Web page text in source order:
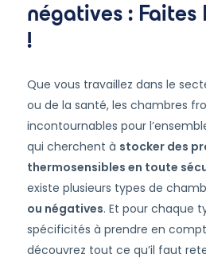
négatives :
!
Que vous travaillez dans le
ou de la santé, les chambres
incontournables pour
qui cherchent à stocker des
thermosensibles en toute
existe plusieurs types de
ou négatives. Et pour chaque
spécificités à prendre en
découvrez tout ce qu’il faut